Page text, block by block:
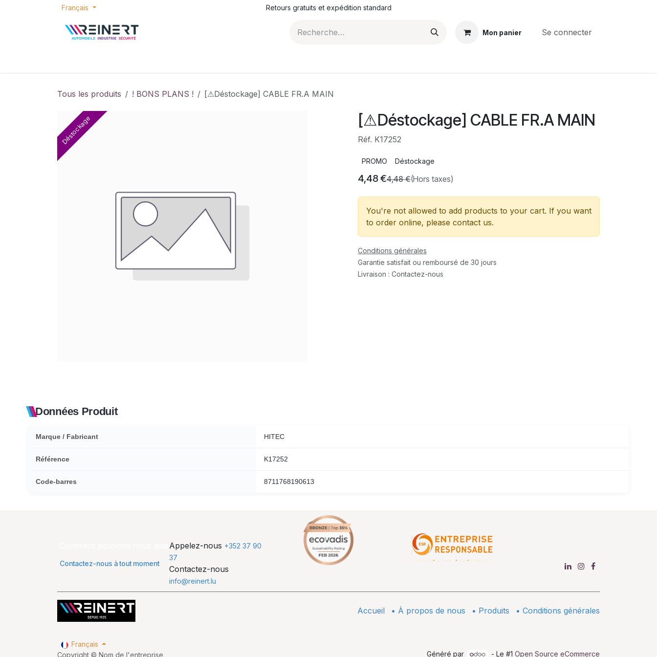
Se rendre au contenu
Français Retours gratuits et expédition standard
Mon panier Se connecter
Tous les produits ! BONS PLANS ! [⚠Déstockage] CABLE FR.A MAIN
Déstockage [⚠Déstockage] CABLE FR.A MAIN
Réf. K17252
PROMO Déstockage
4,48€4,48€(Hors taxes)
You're not allowed to add products to your cart. If you want
to order online, please contact us.
Conditions générales
Garantie satisfait ou remboursé de 30 jours
Livraison : Contactez-nous
Données Produit
Marque / Fabricant HITEC
Référence K17252
Code-barres 8711768190613
Comment pouvons nous aider ?
Contactez-nous à tout moment
Appelez-nous +352 37 90
37
Contactez-nous
info@reinert.lu
Accueil • À propos de nous • ​Produits • Conditions générales
Copyright © Nom de l'entreprise
Français
Généré par
- Le #1 Open Source eCommerce